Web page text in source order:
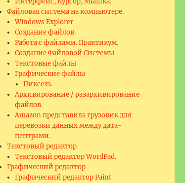
Файловая система на компьютере.
Windows Explorer
Создание файлов.
Работа с файлами. Практикум.
Создание Файловой Системы
Текстовые файлы
Графические файлы
Пиксель
Архивирование / разархивирование
файлов
Amazon представила грузовик для
перевозки данных между дата-
центрами.
Текстовый редактор
Текстовый редактор WordPad.
Графический редактор
Графический редактор Paint